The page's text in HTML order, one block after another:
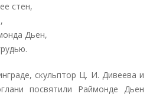
стен,
Дьен,
скульптор Ц. И. Дивеева и
посвятили Раймонде Дьен